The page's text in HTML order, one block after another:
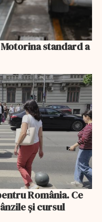
standard a
România. Ce
și cursul